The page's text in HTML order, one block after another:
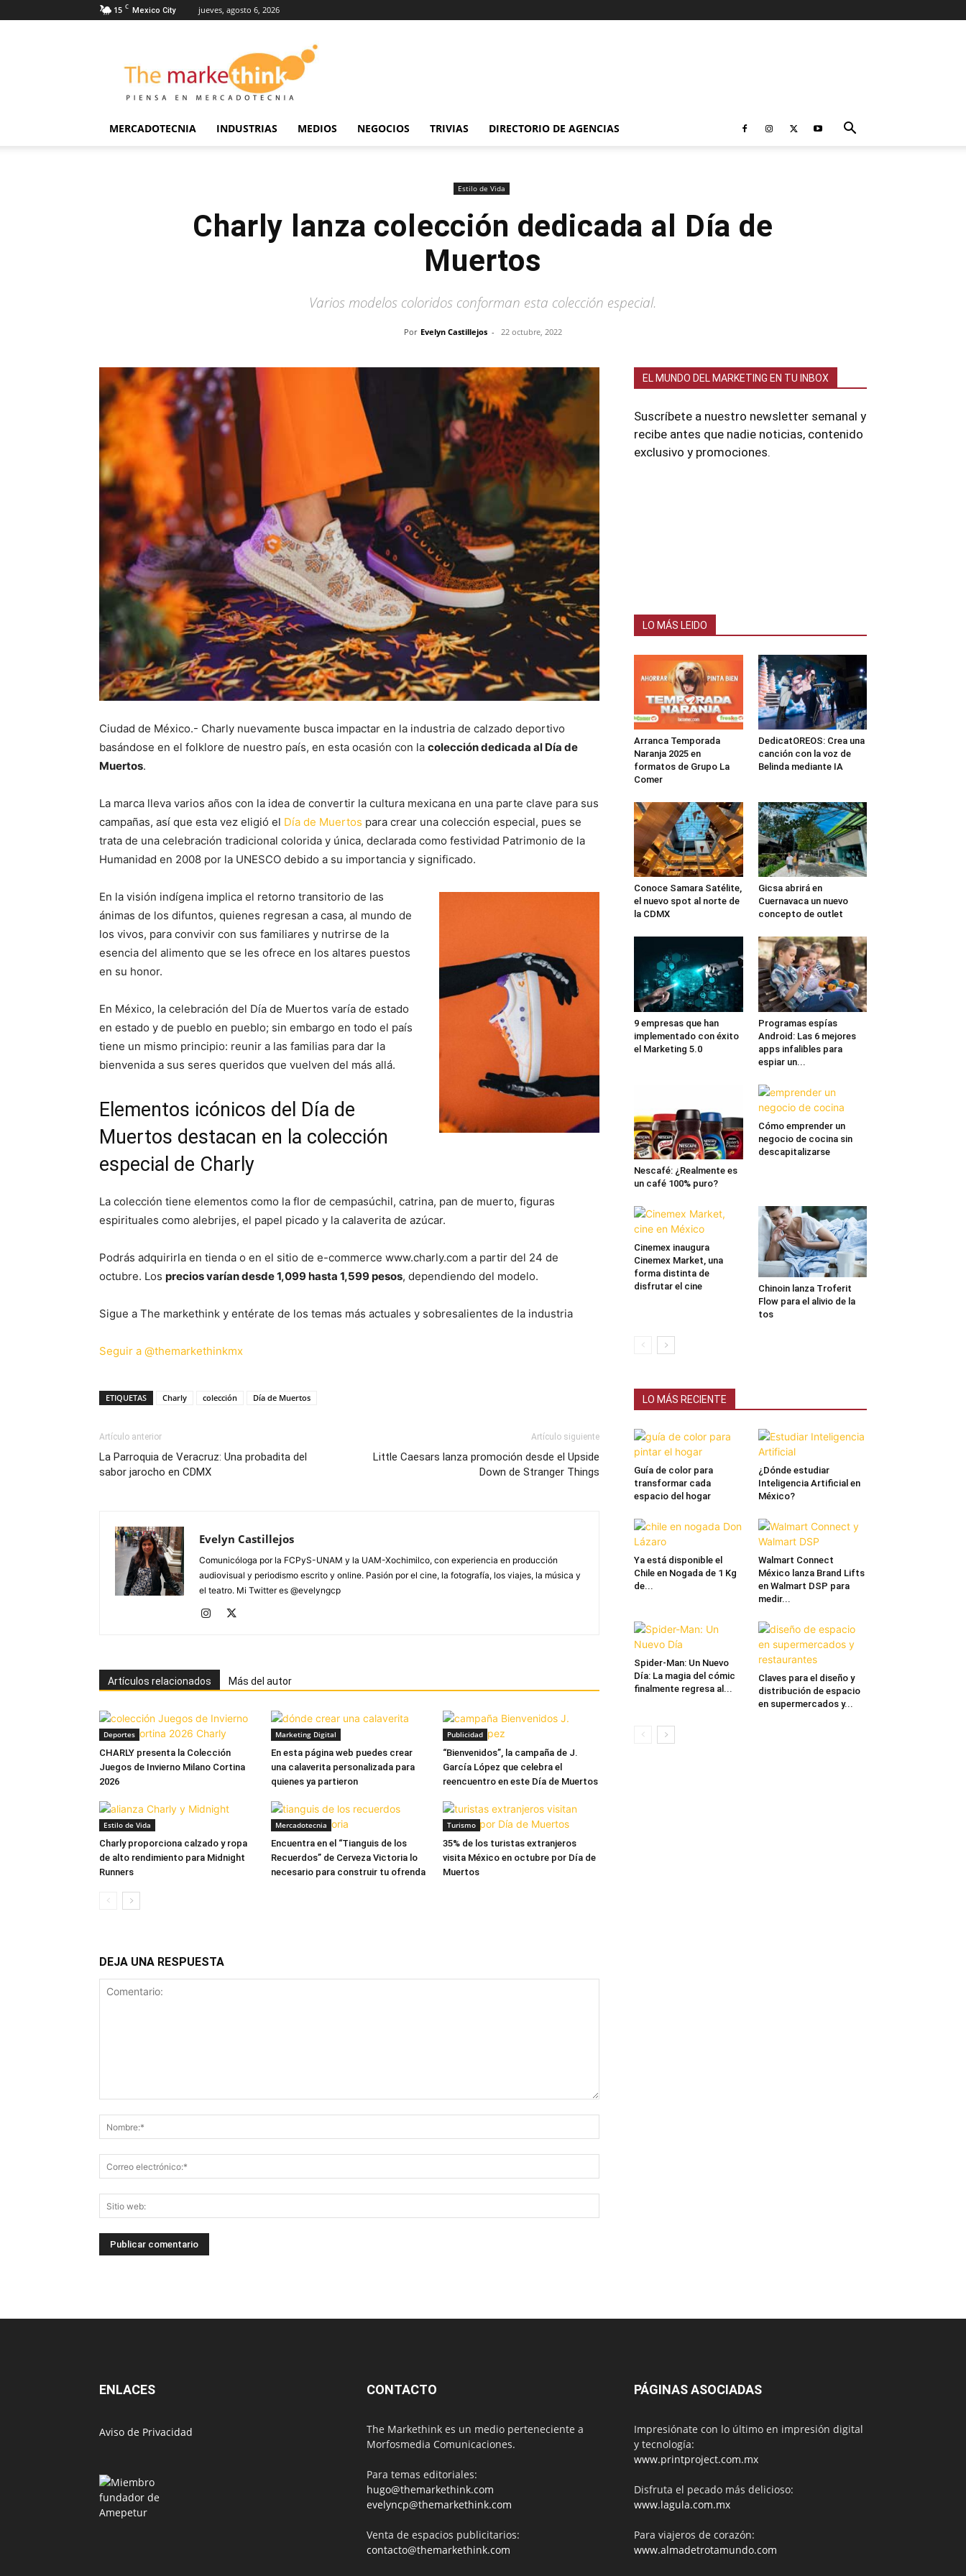
15 C Mexico City jueves, agosto 6, 2026
Markethink
MERCADOTECNIA INDUSTRIAS MEDIOS NEGOCIOS TRIVIAS DIRECTORIO DE AGENCIAS
Estilo de Vida
Charly lanza colección dedicada al Día de
Muertos
Varios modelos coloridos conforman esta colección especial.
Por Evelyn Castillejos - 22 octubre, 2022
Ciudad de México.- Charly nuevamente busca impactar en la industria de calzado deportivo
basándose en el folklore de nuestro país, en esta ocasión con la colección dedicada al Día de
Muertos.
La marca lleva varios años con la idea de convertir la cultura mexicana en una parte clave para sus
campañas, así que esta vez eligió el Día de Muertos para crear una colección especial, pues se
trata de una celebración tradicional colorida y única, declarada como festividad Patrimonio de la
Humanidad en 2008 por la UNESCO debido a su importancia y significado.
En la visión indígena implica el retorno transitorio de las
ánimas de los difuntos, quienes regresan a casa, al mundo de
los vivos, para convivir con sus familiares y nutrirse de la
esencia del alimento que se les ofrece en los altares puestos
en su honor.
En México, la celebración del Día de Muertos varía de estado
en estado y de pueblo en pueblo; sin embargo en todo el país
tiene un mismo principio: reunir a las familias para dar la
bienvenida a sus seres queridos que vuelven del más allá.
Elementos icónicos del Día de
Muertos destacan en la colección
especial de Charly
La colección tiene elementos como la flor de cempasúchil, catrina, pan de muerto, figuras
espirituales como alebrijes, el papel picado y la calaverita de azúcar.
Podrás adquirirla en tienda o en el sitio de e-commerce www.charly.com a partir del 24 de
octubre. Los precios varían desde 1,099 hasta 1,599 pesos, dependiendo del modelo.
Sigue a The markethink y entérate de los temas más actuales y sobresalientes de la industria
Seguir a @themarkethinkmx
ETIQUETAS Charly colección Día de Muertos
Artículo anterior
La Parroquia de Veracruz: Una probadita del
sabor jarocho en CDMX
Artículo siguiente
Little Caesars lanza promoción desde el Upside
Down de Stranger Things
Evelyn Castillejos
Comunicóloga por la FCPyS-UNAM y la UAM-Xochimilco, con experiencia en producción
audiovisual y periodismo escrito y online. Pasión por el cine, la fotografía, los viajes, la música y
el teatro. Mi Twitter es @evelyngcp
Artículos relacionados Más del autor
Deportes
CHARLY presenta la Colección
Juegos de Invierno Milano Cortina
2026
Marketing Digital
En esta página web puedes crear
una calaverita personalizada para
quienes ya partieron
Publicidad
“Bienvenidos”, la campaña de J.
García López que celebra el
reencuentro en este Día de Muertos
Estilo de Vida
Charly proporciona calzado y ropa
de alto rendimiento para Midnight
Runners
Mercadotecnia
Encuentra en el “Tianguis de los
Recuerdos” de Cerveza Victoria lo
necesario para construir tu ofrenda
Turismo
35% de los turistas extranjeros
visita México en octubre por Día de
Muertos
DEJA UNA RESPUESTA
EL MUNDO DEL MARKETING EN TU INBOX
Suscríbete a nuestro newsletter semanal y
recibe antes que nadie noticias, contenido
exclusivo y promociones.
LO MÁS LEIDO
Arranca Temporada
Naranja 2025 en
formatos de Grupo La
Comer
DedicatOREOS: Crea una
canción con la voz de
Belinda mediante IA
Conoce Samara Satélite,
el nuevo spot al norte de
la CDMX
Gicsa abrirá en
Cuernavaca un nuevo
concepto de outlet
9 empresas que han
implementado con éxito
el Marketing 5.0
Programas espías
Android: Las 6 mejores
apps infalibles para
espiar un...
Nescafé: ¿Realmente es
un café 100% puro?
Cómo emprender un
negocio de cocina sin
descapitalizarse
Cinemex inaugura
Cinemex Market, una
forma distinta de
disfrutar el cine
Chinoin lanza Troferit
Flow para el alivio de la
tos
LO MÁS RECIENTE
Guía de color para
transformar cada
espacio del hogar
¿Dónde estudiar
Inteligencia Artificial en
México?
Ya está disponible el
Chile en Nogada de 1 Kg
de...
Walmart Connect
México lanza Brand Lifts
en Walmart DSP para
medir...
Spider-Man: Un Nuevo
Día: La magia del cómic
finalmente regresa al...
Claves para el diseño y
distribución de espacio
en supermercados y...
ENLACES
Aviso de Privacidad
CONTACTO
The Markethink es un medio perteneciente a
Morfosmedia Comunicaciones.
Para temas editoriales:
hugo@themarkethink.com
evelyncp@themarkethink.com
Venta de espacios publicitarios:
contacto@themarkethink.com
PÁGINAS ASOCIADAS
Impresiónate con lo último en impresión digital
y tecnología:
www.printproject.com.mx
Disfruta el pecado más delicioso:
www.lagula.com.mx
Para viajeros de corazón:
www.almadetrotamundo.com